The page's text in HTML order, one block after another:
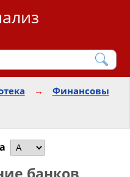
→
Финансовы